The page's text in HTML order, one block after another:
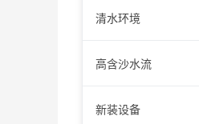
清水环境
高含沙水流
新装设备